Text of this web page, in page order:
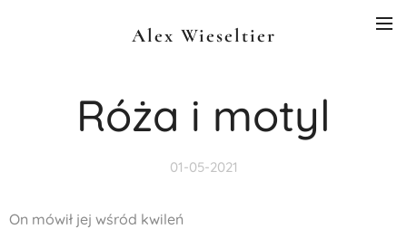
Alex Wieseltier
Róża i motyl
01-05-2021
On mówił jej wśród kwileń